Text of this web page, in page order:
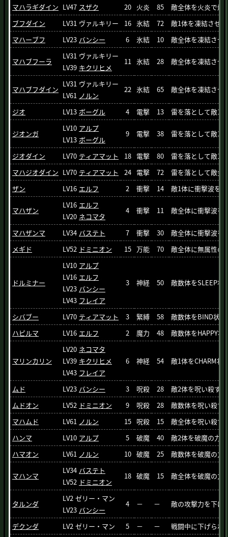
マハラギダイン LV47 スザク 20 火炎 85
敵全体を火炎で焼
ブフダイン
LV31 ヴァルキリー 16 氷結 72
敵1体を凍結させ
マハーブフ
LV23 バンシー 6 氷結 10 敵全体を凍結させ
マハブフーラ
LV31 ヴァルキリー
LV39 キクリヒメ
11 氷結 28 敵全体を凍結させ
マハブフダイン
LV31 ヴァルキリー
LV61 ノルン
22 氷結 65 敵全体を凍結させ
ジオ LV13 ボーグル 4 電撃 13 雷を落として敵1
ジオンガ
LV10 アルプ
LV13 ボーグル
9 電撃 38 雷を落として敵1
ジオダイン LV70 ティアマット 18 電撃 80
雷を落として敵1
マハジオダイン LV70 ティアマット 24 電撃 72
雷を落として敵全
ザン
LV16 エルフ 2 衝撃 14 敵1体に衝撃波を
マハザン
LV16 エルフ
LV20 ネコマタ
4 衝撃 11 敵全体に衝撃波を
マハザンマ LV34 バステト 7 衝撃 30
敵全体に衝撃波を
メギド
LV52 ドミニオン 15 万能 70 敵全体に無属性の
ドルミナー
LV10 アルプ
LV16 エルフ
LV23 バンシー
LV43 フレイア
3 神経 50 敵数体をSLEEP状
シバブー LV70 ティアマット 3 緊縛 58
敵数体をBIND状
ハピルマ
LV16 エルフ 2 魔力 48 敵数体をHAPPY状
マリンカリン
LV20 ネコマタ
LV39 キクリヒメ
LV43 フレイア
6 神経 54 敵1体をCHARM状
ムド LV23 バンシー 3 呪殺 28
敵2体を呪い殺す
ムドオン
LV52 ドミニオン 9 呪殺 28
敵数体を呪い殺す
マハムド
LV61 ノルン 15 呪殺 15
敵全体を呪い殺す
ハンマ
LV10 アルプ 5 破魔 40
敵2体を破魔の力
ハマオン
LV61 ノルン 10 破魔 25 敵数体を破魔の力
マハンマ
LV34 バステト
LV52 ドミニオン
18 破魔 15 敵全体を破魔の力
タルンダ
LV2 ゼリー・マン
LV23 バンシー
4 － － 敵の攻撃力を下げ
デクンダ LV2 ゼリー・マン 5 － － 戦闘中に下げられ